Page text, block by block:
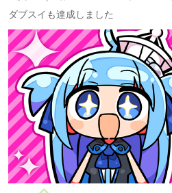
ダブスイも達成しました